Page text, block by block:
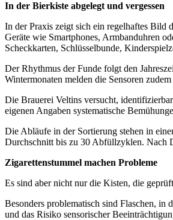
In der Bierkiste abgelegt und vergessen
In der Praxis zeigt sich ein regelhaftes Bild
Geräte wie Smartphones, Armbanduhren
Scheckkarten, Schlüsselbunde,
Der Rhythmus der Funde folgt den
Wintermonaten melden die Sensoren
Die Brauerei Veltins versucht,
eigenen Angaben systematische
Die Abläufe in der Sortierung stehen in
Durchschnitt bis zu 30 Abfüllzyklen. Nach
Zigarettenstummel machen Probleme
Es sind aber nicht nur die Kisten, die
Besonders problematisch sind Flaschen, in
und das Risiko sensorischer